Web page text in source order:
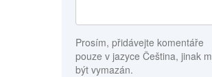
Prosím, přidávejte komentáře
pouze v jazyce Čeština, jinak
být vymazán.